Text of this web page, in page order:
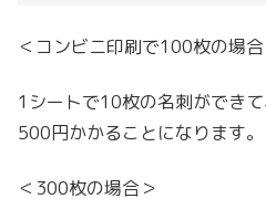
＜コンビニ印刷で100枚の場合
1シートで10枚の名刺ができ
500円かかることになります。
＜300枚の場合＞